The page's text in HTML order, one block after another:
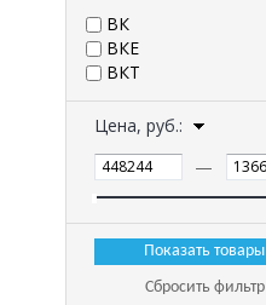
ВК
ВКЕ
ВКТ
Цена, руб.:
—
Сбросить фильтр